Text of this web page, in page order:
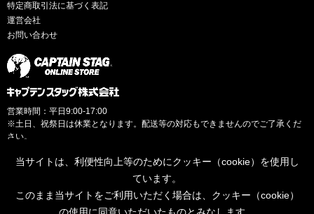
特定商取引法に基づく表記
運営会社
お問い合わせ
営業時間：平日9:00-17:00
※土日、祝祭日は休業となります。配送等の対応もできませんのでご了承くだ
さい。
当サイトは、利便性向上等のためにクッキー（cookie）を使用し
ています。
このまま当サイトをご利用いただく場合は、クッキー（cookie）